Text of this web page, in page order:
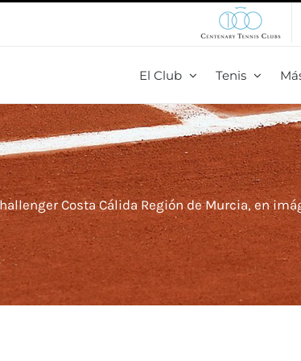
El Club Tenis
Costa Cálida Región de Murcia, en